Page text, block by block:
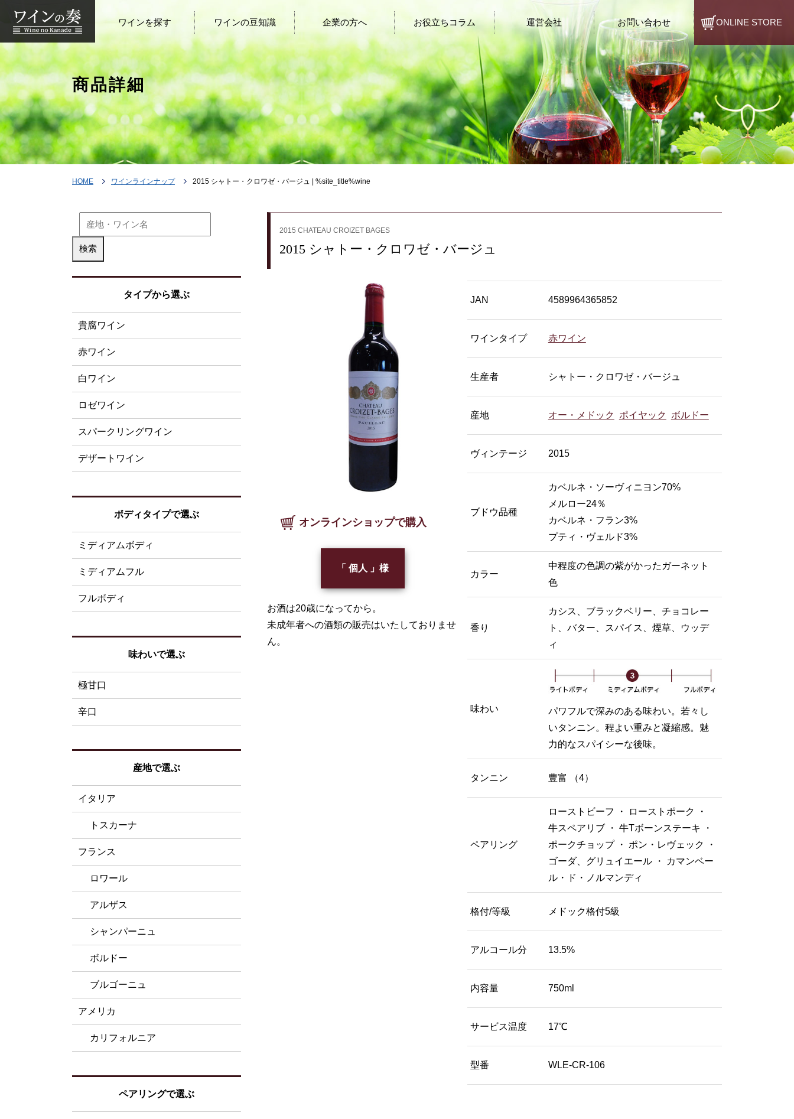
ワインを探す ワインの豆知識 企業の方へ お役立ちコラム 運営会社 お問い合わせ ONLINE STORE
商品詳細
HOME ワインラインナップ 2015 シャトー・クロワゼ・バージュ | %site_title%wine
2015 CHATEAU CROIZET BAGES
2015 シャトー・クロワゼ・バージュ
オンラインショップで購入
「 個人 」様
お酒は20歳になってから。
未成年者への酒類の販売はいたしておりませ
ん。
JAN 4589964365852
ワインタイプ 赤ワイン
生産者 シャトー・クロワゼ・バージュ
産地 オー・メドック ポイヤック ボルドー
ヴィンテージ 2015
ブドウ品種
カベルネ・ソーヴィニヨン70%
メルロー24％
カベルネ・フラン3%
プティ・ヴェルド3%
カラー
中程度の色調の紫がかったガーネット
色
香り
カシス、ブラックベリー、チョコレー
ト、バター、スパイス、煙草、ウッデ
ィ
味わい
パワフルで深みのある味わい。若々し
いタンニン。程よい重みと凝縮感。魅
力的なスパイシーな後味。
タンニン 豊富 （4）
ペアリング
ローストビーフ ・ ローストポーク ・
牛スペアリブ ・ 牛Tボーンステーキ ・
ポークチョップ ・ ポン・レヴェック ・
ゴーダ、グリュイエール ・ カマンベー
ル・ド・ノルマンディ
格付/等級 メドック格付5級
アルコール分 13.5%
内容量 750ml
サービス温度 17℃
型番 WLE-CR-106
タイプから選ぶ
貴腐ワイン
赤ワイン
白ワイン
ロゼワイン
スパークリングワイン
デザートワイン
ボディタイプで選ぶ
ミディアムボディ
ミディアムフル
フルボディ
味わいで選ぶ
極甘口
辛口
産地で選ぶ
イタリア
トスカーナ
フランス
ロワール
アルザス
シャンパーニュ
ボルドー
ブルゴーニュ
アメリカ
カリフォルニア
ペアリングで選ぶ